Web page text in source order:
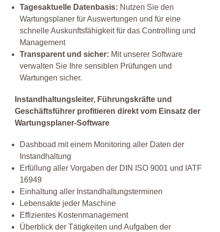
Tagesaktuelle Datenbasis: Nutzen Sie den
Wartungsplaner für Auswertungen und für eine
schnelle Auskunftsfähigkeit für das Controlling und
Management
Transparent und sicher: Mit unserer Software
verwalten Sie Ihre sensiblen Prüfungen und
Wartungen sicher.
Instandhaltungsleiter, Führungskräfte und
Geschäftsführer profitieren direkt vom Einsatz der
Wartungsplaner-Software
Dashboad mit einem Monitoring aller Daten der
Instandhaltung
Erfüllung aller Vorgaben der DIN ISO 9001 und IATF
16949
Einhaltung aller Instandhaltungsterminen
Lebensakte jeder Maschine
Effizientes Kostenmanagement
Überblick der Tätigkeiten und Aufgaben der